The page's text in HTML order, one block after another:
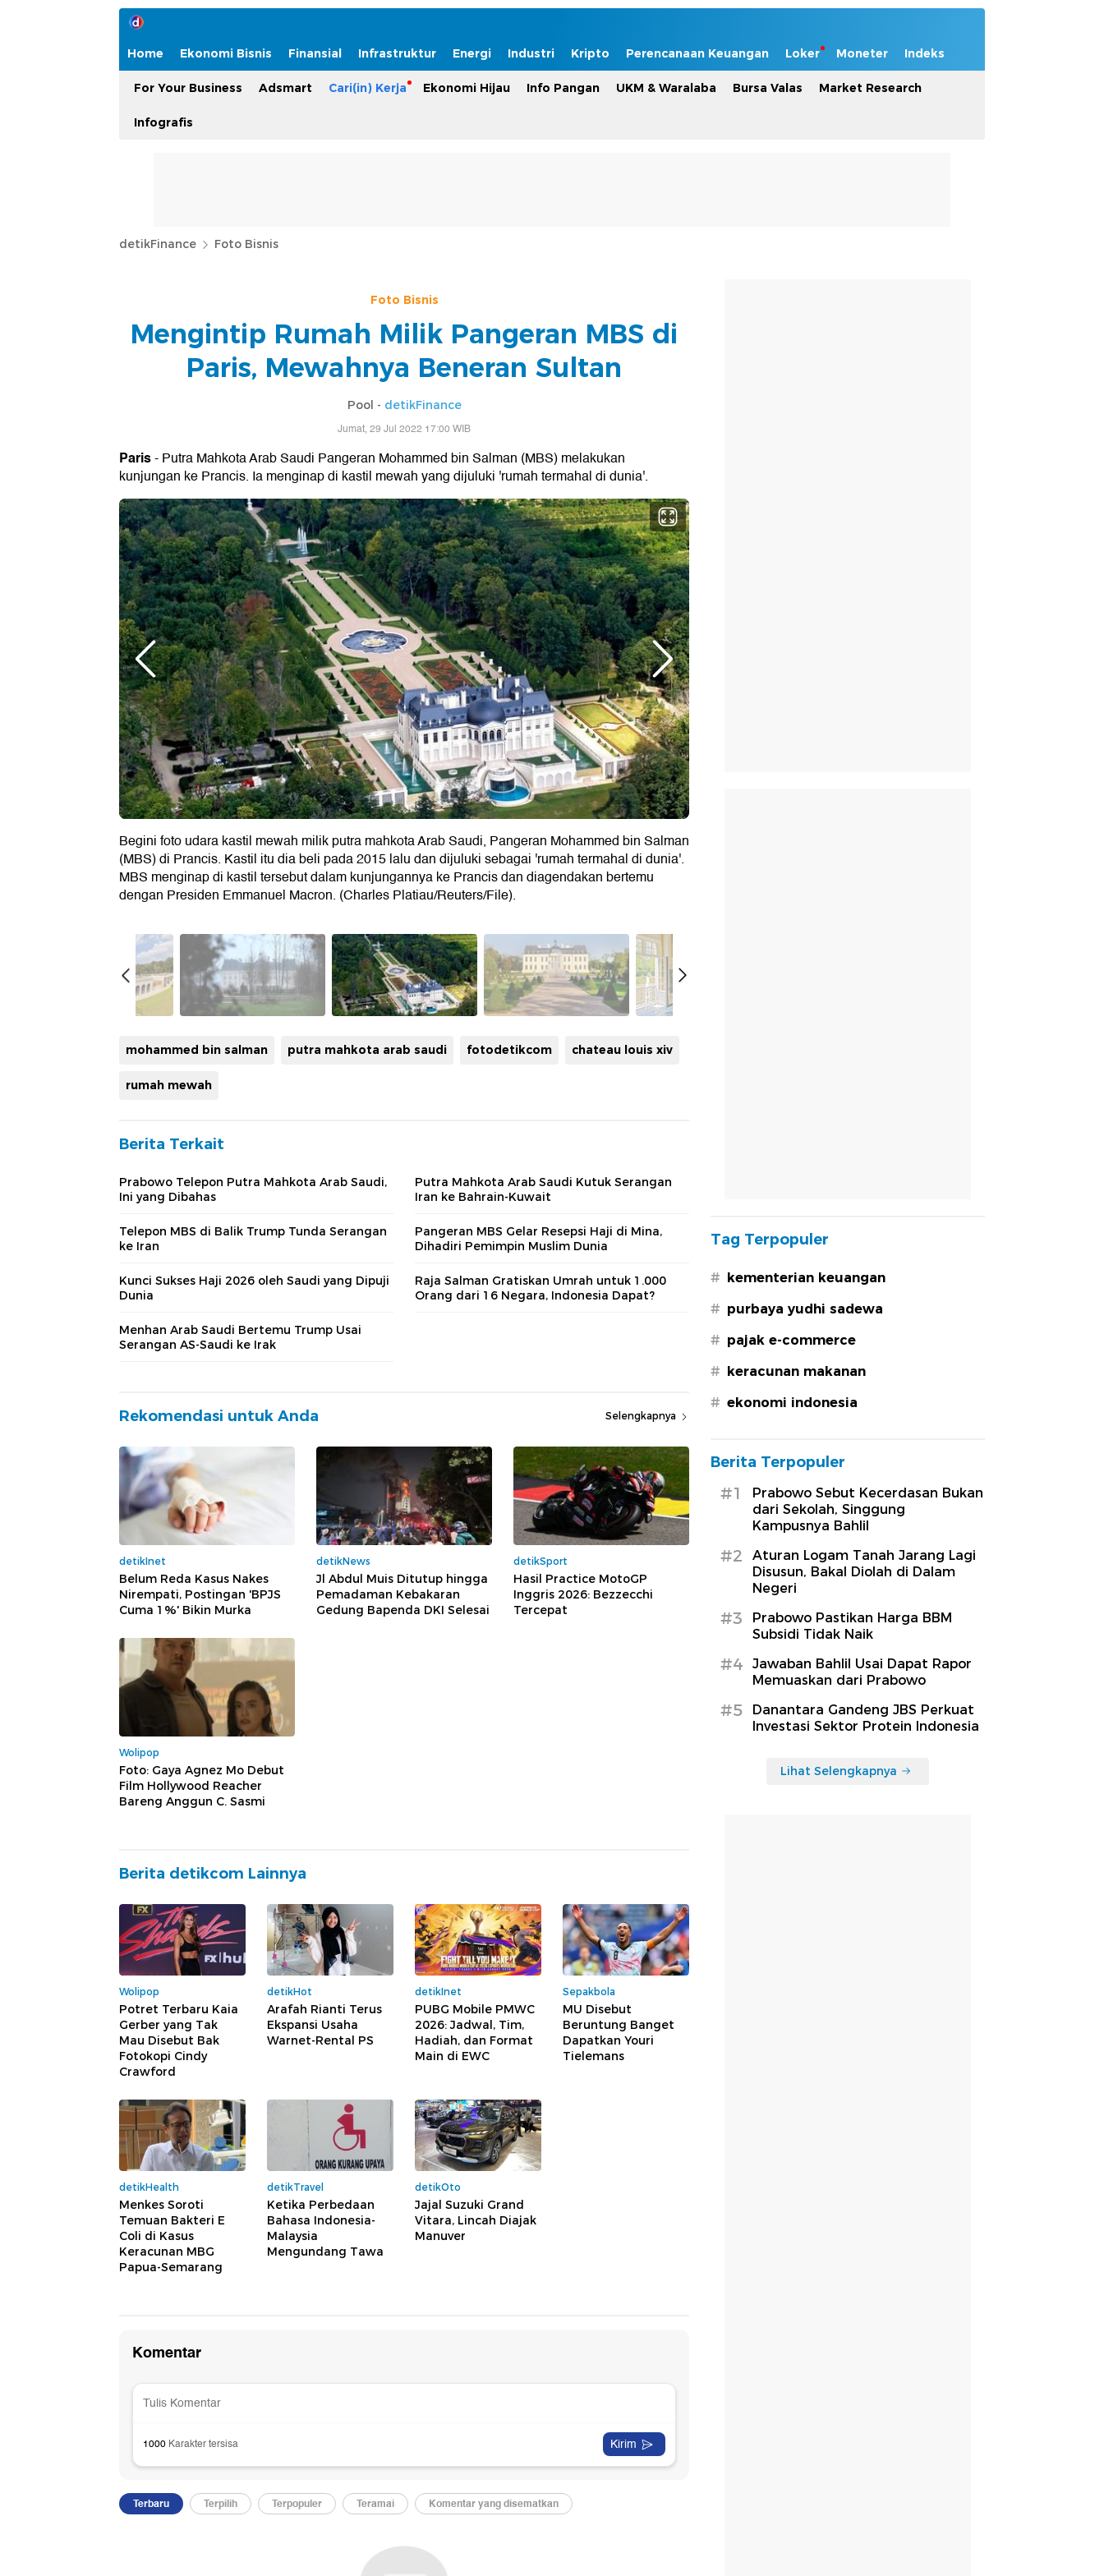
Home Ekonomi Bisnis Finansial Infrastruktur Energi Industri Kripto Perencanaan Keuangan Loker Moneter Indeks
For Your Business Adsmart Cari(in) Kerja Ekonomi Hijau Info Pangan UKM & Waralaba Bursa Valas Market Research
Infografis
detikFinance Foto Bisnis
Foto Bisnis
Mengintip Rumah Milik Pangeran MBS di
Paris, Mewahnya Beneran Sultan
Pool - detikFinance
Jumat, 29 Jul 2022 17:00 WIB
Paris- Putra Mahkota Arab Saudi Pangeran Mohammed bin Salman (MBS) melakukan
kunjungan ke Prancis. Ia menginap di kastil mewah yang dijuluki 'rumah termahal di dunia'.
Begini foto udara kastil mewah milik putra mahkota Arab Saudi, Pangeran Mohammed bin Salman
(MBS) di Prancis. Kastil itu dia beli pada 2015 lalu dan dijuluki sebagai 'rumah termahal di dunia'.
MBS menginap di kastil tersebut dalam kunjungannya ke Prancis dan diagendakan bertemu
dengan Presiden Emmanuel Macron. (Charles Platiau/Reuters/File).
mohammed bin salman putra mahkota arab saudi fotodetikcom chateau louis xiv
rumah mewah
Berita Terkait
Prabowo Telepon Putra Mahkota Arab Saudi,
Ini yang Dibahas
Putra Mahkota Arab Saudi Kutuk Serangan
Iran ke Bahrain-Kuwait
Telepon MBS di Balik Trump Tunda Serangan
ke Iran
Pangeran MBS Gelar Resepsi Haji di Mina,
Dihadiri Pemimpin Muslim Dunia
Kunci Sukses Haji 2026 oleh Saudi yang Dipuji
Dunia
Raja Salman Gratiskan Umrah untuk 1.000
Orang dari 16 Negara, Indonesia Dapat?
Menhan Arab Saudi Bertemu Trump Usai
Serangan AS-Saudi ke Irak
Rekomendasi untuk Anda Selengkapnya
detikInet
Belum Reda Kasus Nakes
Nirempati, Postingan 'BPJS
Cuma 1%' Bikin Murka
detikNews
Jl Abdul Muis Ditutup hingga
Pemadaman Kebakaran
Gedung Bapenda DKI Selesai
detikSport
Hasil Practice MotoGP
Inggris 2026: Bezzecchi
Tercepat
Wolipop
Foto: Gaya Agnez Mo Debut
Film Hollywood Reacher
Bareng Anggun C. Sasmi
Berita detikcom Lainnya
Wolipop
Potret Terbaru Kaia
Gerber yang Tak
Mau Disebut Bak
Fotokopi Cindy
Crawford
detikHot
Arafah Rianti Terus
Ekspansi Usaha
Warnet-Rental PS
detikInet
PUBG Mobile PMWC
2026: Jadwal, Tim,
Hadiah, dan Format
Main di EWC
Sepakbola
MU Disebut
Beruntung Banget
Dapatkan Youri
Tielemans
detikHealth
Menkes Soroti
Temuan Bakteri E
Coli di Kasus
Keracunan MBG
Papua-Semarang
detikTravel
Ketika Perbedaan
Bahasa Indonesia-
Malaysia
Mengundang Tawa
detikOto
Jajal Suzuki Grand
Vitara, Lincah Diajak
Manuver
Tag Terpopuler
# kementerian keuangan
# purbaya yudhi sadewa
# pajak e-commerce
# keracunan makanan
# ekonomi indonesia
Berita Terpopuler
#1
Prabowo Sebut Kecerdasan Bukan
dari Sekolah, Singgung
Kampusnya Bahlil
#2
Aturan Logam Tanah Jarang Lagi
Disusun, Bakal Diolah di Dalam
Negeri
#3
Prabowo Pastikan Harga BBM
Subsidi Tidak Naik
#4
Jawaban Bahlil Usai Dapat Rapor
Memuaskan dari Prabowo
#5
Danantara Gandeng JBS Perkuat
Investasi Sektor Protein Indonesia
Lihat Selengkapnya